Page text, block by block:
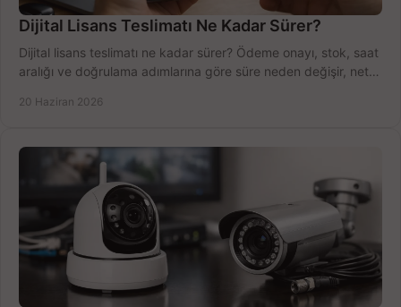
Dijital Lisans Teslimatı Ne Kadar Sürer?
Dijital lisans teslimatı ne kadar sürer? Ödeme onayı, stok, saat
aralığı ve doğrulama adımlarına göre süre neden değişir, net
20 Haziran 2026